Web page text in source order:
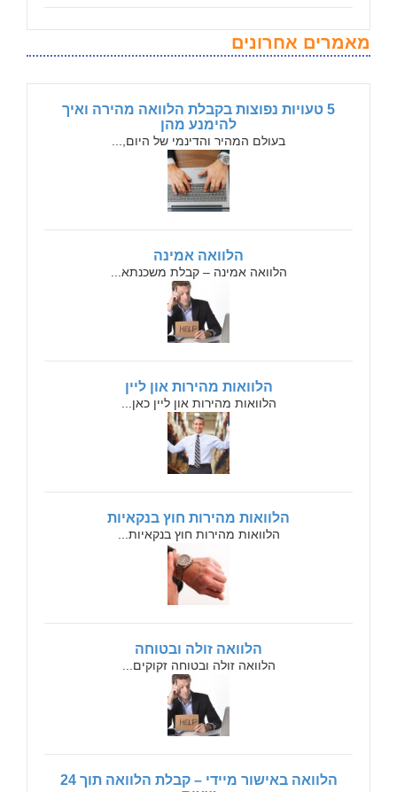
מאמרים אחרונים
5 טעויות נפוצות בקבלת הלוואה מהירה ואיך
להימנע מהן
בעולם המהיר והדינמי של היום,...
הלוואה אמינה
הלוואה אמינה – קבלת משכנתא...
הלוואות מהירות און ליין
הלוואות מהירות און ליין כאן...
הלוואות מהירות חוץ בנקאיות
הלוואות מהירות חוץ בנקאיות...
הלוואה זולה ובטוחה
הלוואה זולה ובטוחה זקוקים...
הלוואה באישור מיידי – קבלת הלוואה תוך 24